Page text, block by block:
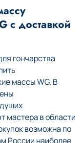
с доставкой
гончарства
массы WG. В
мастера в области
возможна по
России наиболее